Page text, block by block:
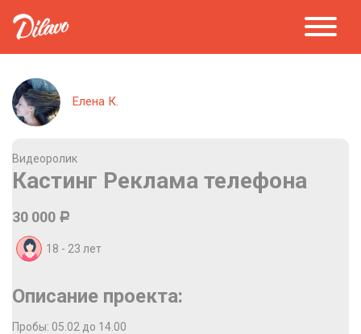
Елена К.
Видеоролик
Кастинг Реклама телефона
30 000 Р
18 - 23 лет
Описание проекта:
Пробы: 05.02 до 14.00